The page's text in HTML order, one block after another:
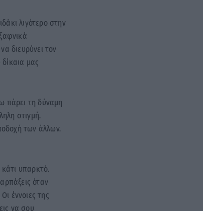
λιγότερο στην
διευρύνει τον
μας
πάρει τη δύναμη
στιγμή.
των άλλων.
υπαρκτό.
όταν
έννοιες της
να σου